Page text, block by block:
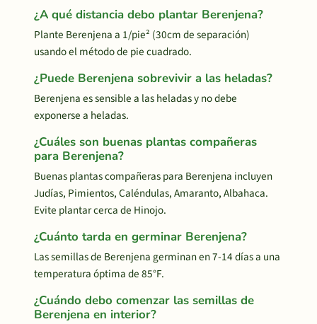
¿A qué distancia debo plantar Berenjena?
Plante Berenjena a 1/pie² (30cm de separación)
usando el método de pie cuadrado.
¿Puede Berenjena sobrevivir a las heladas?
Berenjena es sensible a las heladas y no debe
exponerse a heladas.
¿Cuáles son buenas plantas compañeras
para Berenjena?
Buenas plantas compañeras para Berenjena incluyen
Judías, Pimientos, Caléndulas, Amaranto, Albahaca.
Evite plantar cerca de Hinojo.
¿Cuánto tarda en germinar Berenjena?
Las semillas de Berenjena germinan en 7-14 días a una
temperatura óptima de 85°F.
¿Cuándo debo comenzar las semillas de
Berenjena en interior?